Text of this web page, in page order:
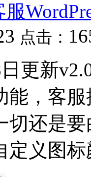
点击：
更新
能，客
切还是
定义图